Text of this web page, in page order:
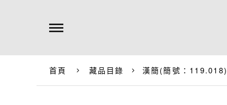
首頁 藏品目錄 漢簡(簡號：119.018)